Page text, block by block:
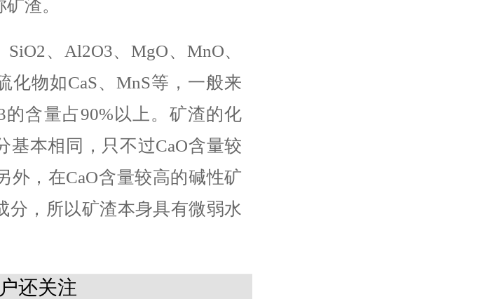
渣。
、Al2O3、MgO、MnO、
化物如CaS、MnS等，一般来
的含量占90%以上。矿渣的化
基本相同，只不过CaO含量较
外，在CaO含量较高的碱性矿
分，所以矿渣本身具有微弱水
还关注